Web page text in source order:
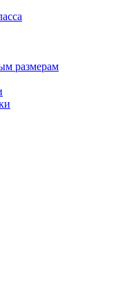
размерам